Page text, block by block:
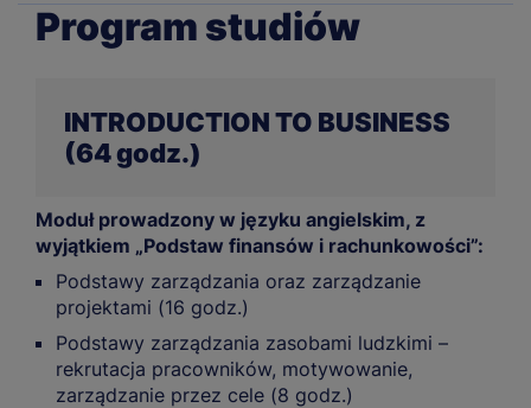
Program studiów
INTRODUCTION TO BUSINESS
(64 godz.)
Moduł prowadzony w języku angielskim, z
wyjątkiem „Podstaw finansów i rachunkowości”:
Podstawy zarządzania oraz zarządzanie
projektami (16 godz.)
Podstawy zarządzania zasobami ludzkimi –
rekrutacja pracowników, motywowanie,
zarządzanie przez cele (8 godz.)